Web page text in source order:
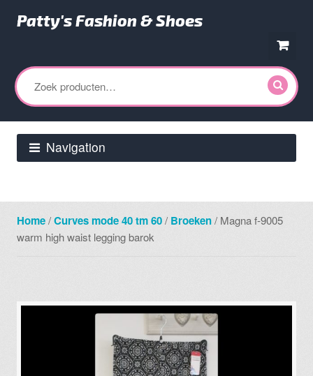
naar
navigatie
naar
de
inhoud
Patty's Fashion & Shoes
Zoeken
naar:
Navigation
Home/Curves mode 40 tm 60/ Broeken/ Magna f-9005
warm high waist legging barok